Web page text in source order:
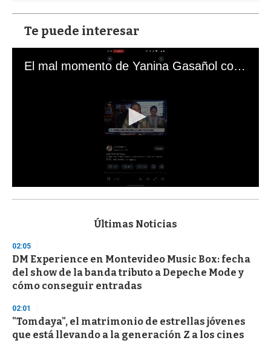
Te puede interesar
El mal momento de Yanina Gasañol con un hincha argentino en "Subrayado"
s
d
s
o
f
3
s
e
o
Últimas Noticias
02:05
DM Experience en Montevideo Music Box: fecha
del show de la banda tributo a Depeche Mode y
cómo conseguir entradas
02:01
"Tomdaya", el matrimonio de estrellas jóvenes
que está llevando a la generación Z a los cines